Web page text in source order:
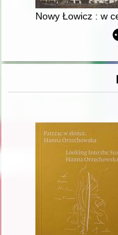
Nowy Łowicz : w